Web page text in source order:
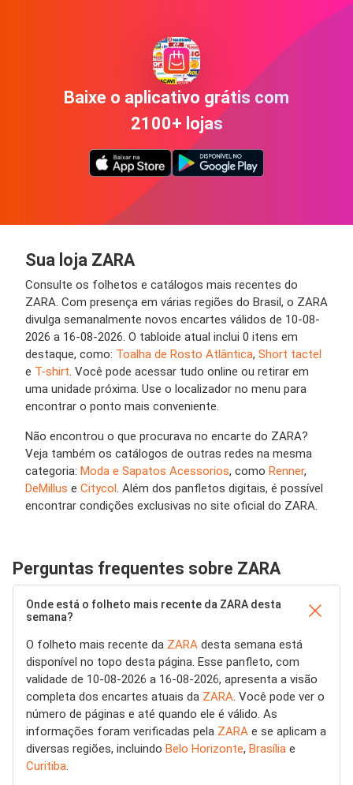
Baixe o aplicativo grátis com
2100+ lojas
Sua loja ZARA
Consulte os folhetos e catálogos mais recentes do
ZARA. Com presença em várias regiões do Brasil, o ZARA
divulga semanalmente novos encartes válidos de 10-08-
2026 a 16-08-2026. O tabloide atual inclui 0 itens em
destaque, como: Toalha de Rosto Atlântica, Short tactel
e T-shirt. Você pode acessar tudo online ou retirar em
uma unidade próxima. Use o localizador no menu para
encontrar o ponto mais conveniente.
Não encontrou o que procurava no encarte do ZARA?
Veja também os catálogos de outras redes na mesma
categoria: Moda e Sapatos Acessorios, como Renner,
DeMillus e Citycol. Além dos panfletos digitais, é possível
encontrar condições exclusivas no site oficial do ZARA.
Perguntas frequentes sobre ZARA
Onde está o folheto mais recente da ZARA desta
semana?
O folheto mais recente da ZARA desta semana está
disponível no topo desta página. Esse panfleto, com
validade de 10-08-2026 a 16-08-2026, apresenta a visão
completa dos encartes atuais da ZARA. Você pode ver o
número de páginas e até quando ele é válido. As
informações foram verificadas pela ZARA e se aplicam a
diversas regiões, incluindo Belo Horizonte, Brasília e
Curitiba.